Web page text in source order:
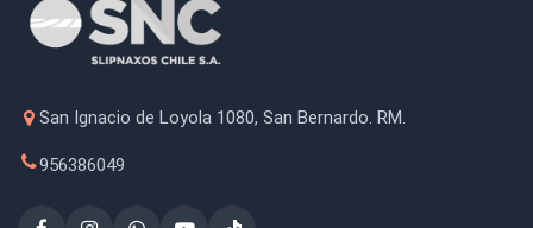
San Ignacio de Loyola 1080, San Bernardo. RM.
956386049